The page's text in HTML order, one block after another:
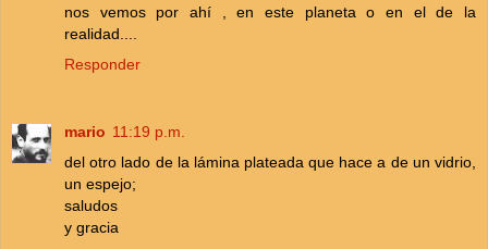
nos vemos por ahí , en este planeta o en el de la
realidad....
Responder
mario 11:19 p.m.
del otro lado de la lámina plateada que hace a de un vidrio,
un espejo;
saludos
y gracia